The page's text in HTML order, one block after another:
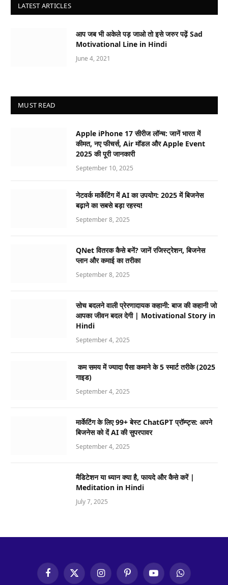
LATEST ARTICLES
आप जब भी अकेले पड़ जाओ तो इसे जरुर पढ़ें Sad
Motivational Line in Hindi
June 4, 2021
MUST READ
Apple iPhone 17 सीरीज लॉन्च: जानें भारत में
कीमत, नए फीचर्स, Air मॉडल और Apple Event
2025 की पूरी जानकारी
September 10, 2025
नेटवर्क मार्केटिंग में AI का उपयोग: 2025 में बिजनेस
बढ़ाने का सबसे बड़ा रहस्य!
September 8, 2025
QNet वितरक कैसे बनें? जानें रजिस्ट्रेशन, बिजनेस
प्लान और कमाई का तरीका
September 8, 2025
सोच बदलने वाली प्रेरणादायक कहानी: बाज की कहानी जो
आपका जीवन बदल देगी | Motivational Story in
Hindi
September 4, 2025
कम समय में ज्यादा पैसा कमाने के 5 स्मार्ट तरीके (2025
गाइड)
September 4, 2025
मार्केटिंग के लिए 99+ बेस्ट ChatGPT प्रॉम्प्ट्स: अपने
बिजनेस को दें AI की सुपरपावर
September 4, 2025
मैडिटेशन या ध्यान क्या है, फायदे और कैसे करें |
Meditation in Hindi
July 7, 2025
FacebookX
InstagramPinterestYouTubeWhatsApp